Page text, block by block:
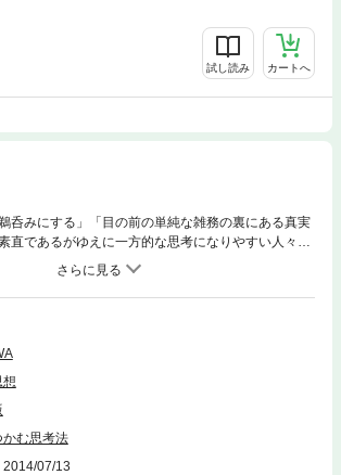
試し読み カートへ
呑みにする」「目の前の単純な雑務の裏にある真実
直であるがゆえに一方的な思考になりやすい人々に
リスマである著者が教える「物事を多面的・客観的
想
む思考法
2014/07/13